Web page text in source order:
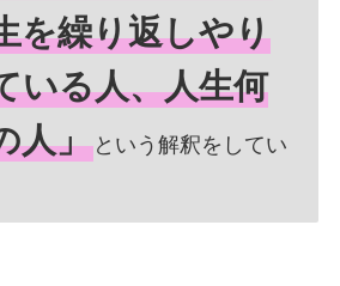
を繰り返しやり
いる人、人生何
人」 という解釈をしてい